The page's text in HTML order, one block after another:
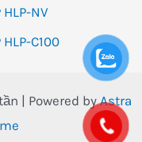
NV
C100
| Powered byAstra